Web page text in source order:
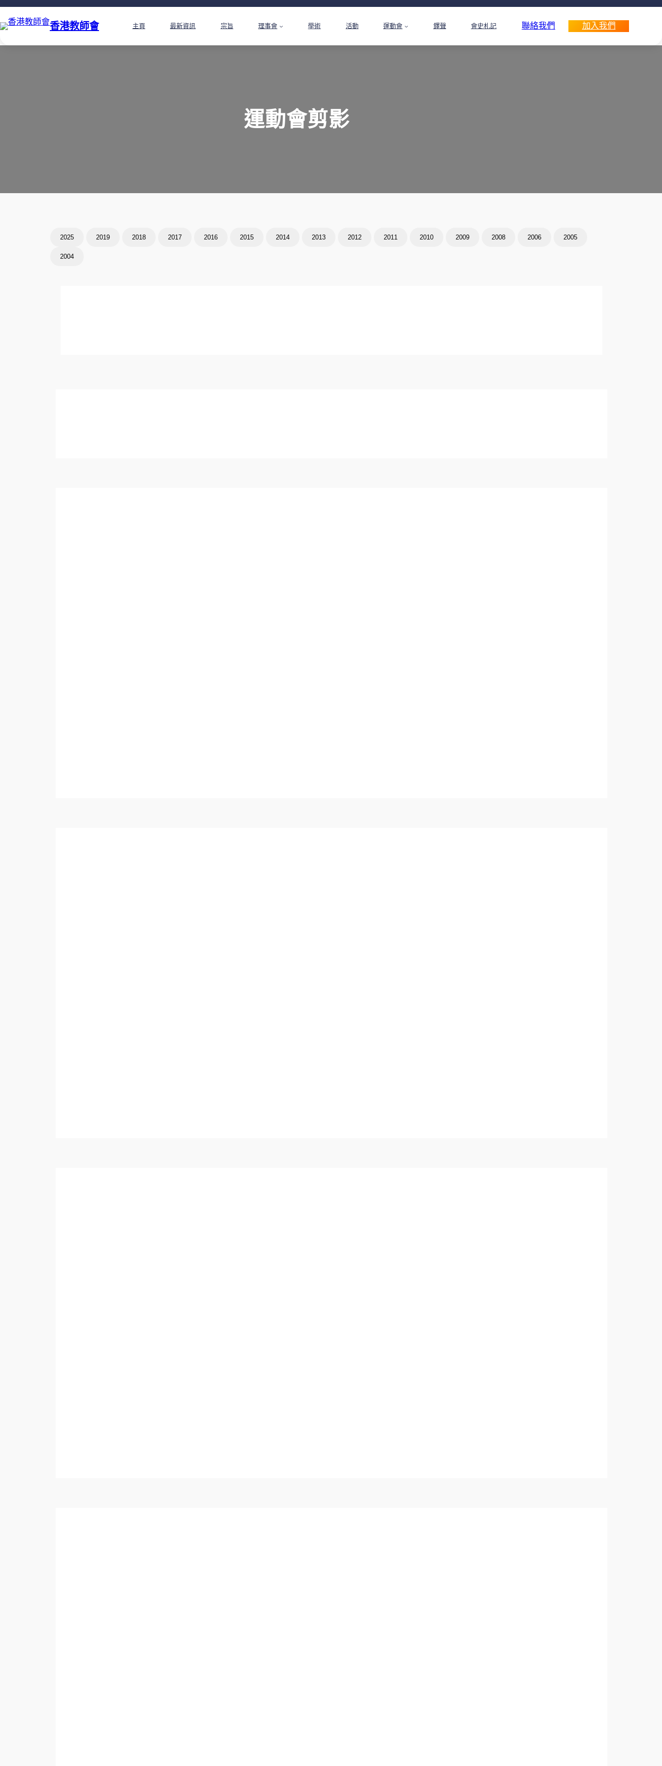
香港教師會 主頁 最新資訊 宗旨 理事會 學術 活動 運動會 鐸聲 會史札記 聯絡我們 加入我們
運動會剪影
2025 2019 2018 2017 2016 2015 2014 2013 2012 2011 2010 2009 2008 2006 2005
2004